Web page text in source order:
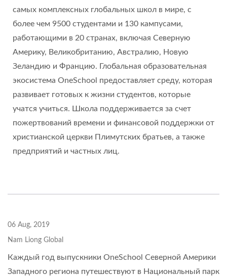
самых комплексных глобальных школ в мире, с
более чем 9500 студентами и 130 кампусами,
работающими в 20 странах, включая Северную
Америку, Великобританию, Австралию, Новую
Зеландию и Францию. Глобальная образовательная
экосистема OneSchool предоставляет среду, которая
развивает готовых к жизни студентов, которые
учатся учиться. Школа поддерживается за счет
пожертвований времени и финансовой поддержки от
христианской церкви Плимутских братьев, а также
предприятий и частных лиц.
06 Aug, 2019
Nam Liong Global
Каждый год выпускники OneSchool Северной Америки
Западного региона путешествуют в Национальный парк